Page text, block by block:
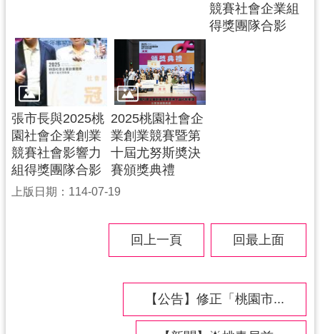
競賽社會企業組
得獎團隊合影
張市長與2025桃
園社會企業創業
競賽社會影響力
組得獎團隊合影
2025桃園社會企
業創業競賽暨第
十屆尤努斯奬決
賽頒獎典禮
上版日期：114-07-19
回上一頁 回最上面
【公告】修正「桃園市...